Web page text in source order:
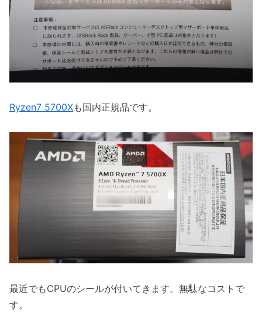
Ryzen7 5700Xも国内正規品です。
最近でもCPUのシールが付いてきます。無駄なコストで
す。